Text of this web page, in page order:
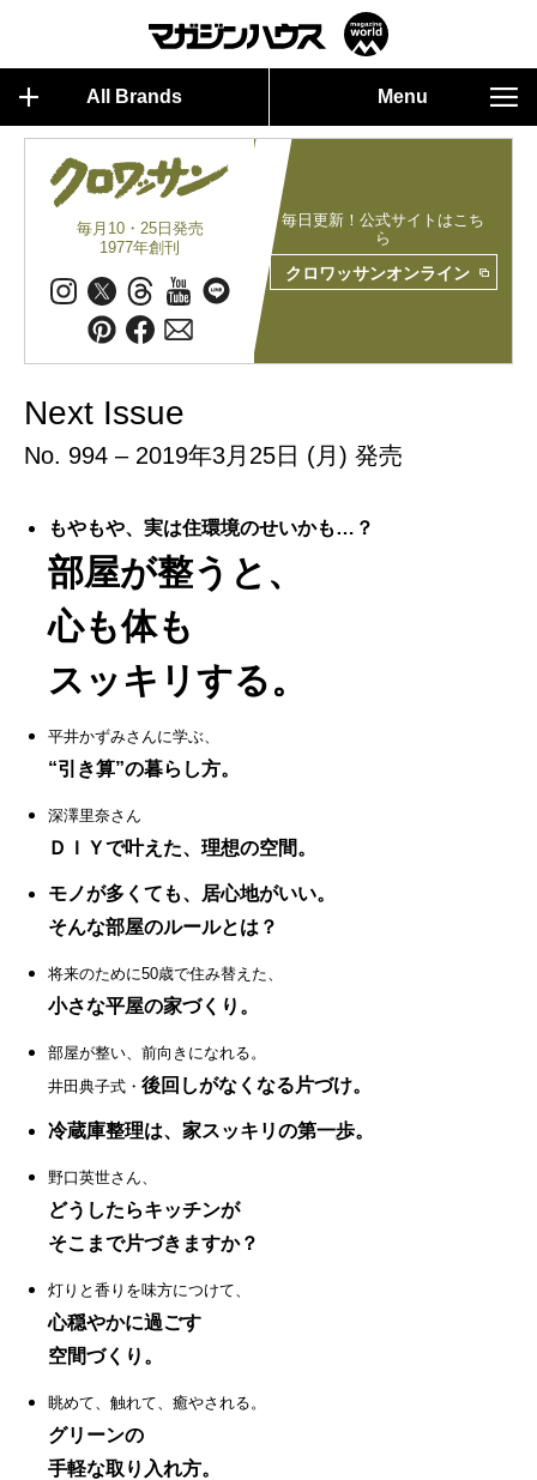
All Brands Menu
毎月10・25日発売
1977年創刊
毎日更新！公式サイトはこち
ら
クロワッサンオンライン
Next Issue
No. 994 – 2019年3月25日 (月) 発売
もやもや、実は住環境のせいかも…？
部屋が整うと、
心も体も
スッキリする。
平井かずみさんに学ぶ、
“引き算”の暮らし方。
深澤里奈さん
ＤＩＹで叶えた、理想の空間。
モノが多くても、居心地がいい。
そんな部屋のルールとは？
将来のために50歳で住み替えた、
小さな平屋の家づくり。
部屋が整い、前向きになれる。
井田典子式・ 後回しがなくなる片づけ。
冷蔵庫整理は、家スッキリの第一歩。
野口英世さん、
どうしたらキッチンが
そこまで片づきますか？
灯りと香りを味方につけて、
心穏やかに過ごす
空間づくり。
眺めて、触れて、癒やされる。
グリーンの
手軽な取り入れ方。